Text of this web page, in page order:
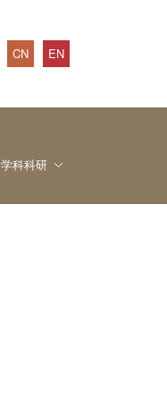
CN EN
学科科研